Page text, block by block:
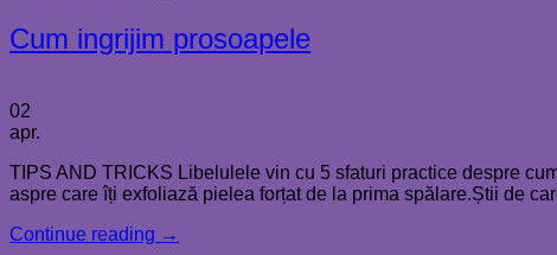
Cum ingrijim prosoapele
02
apr.
TIPS AND TRICKS Libelulele vin cu 5 sfaturi practice despre
aspre care îți exfoliază pielea forțat de la prima spălare.Știi de
Continue reading →